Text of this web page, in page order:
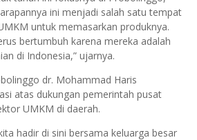
ini menjadi salah satu tempat
untuk memasarkan produknya.
bertumbuh karena mereka adalah
di Indonesia,” ujarnya.
dr. Mohammad Haris
atas dukungan pemerintah pusat
UMKM di daerah.
hadir di sini bersama keluarga besar